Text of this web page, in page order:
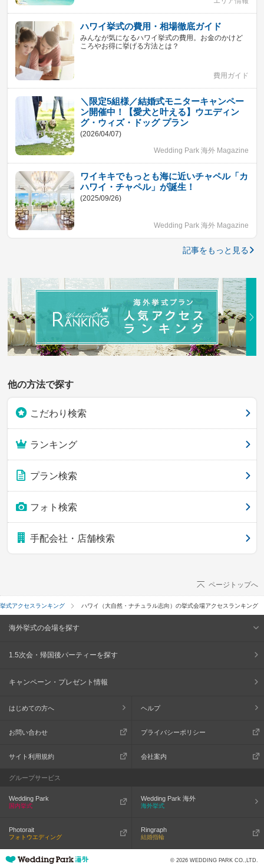
ハワイ挙式の費用・相場徹底ガイド
みんなが気になるハワイ挙式の費用。お金のかけど
ころやお得に挙げる方法とは？
費用ガイド
＼限定5組様／結婚式モニターキャンペー
ン開催中！【愛犬と叶える】ウエディン
グ・ウィズ・ドッグ プラン
(2026/04/07)
Wedding Park 海外 Magazine
ワイキキでもっとも海に近いチャペル「カ
ハワイ・チャペル」が誕生！
(2025/09/26)
Wedding Park 海外 Magazine
記事をもっと見る
他の方法で探す
こだわり検索
ランキング
プラン検索
フォト検索
手配会社・店舗検索
ページトップへ
式アクセスランキング ハワイ（大自然・ナチュラル志向）の挙式会場アクセスランキング
海外挙式の会場を探す
1.5次会・帰国後パーティーを探す
キャンペーン・プレゼント情報
はじめての方へ ヘルプ
お問い合わせ プライバシーポリシー
サイト利用規約 会社案内
グループサービス
Wedding Park
国内挙式
Wedding Park 海外
海外挙式
Photorait
フォトウエディング
Ringraph
結婚指輪
© 2026 WEDDING PARK CO.,LTD.